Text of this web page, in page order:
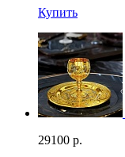
Купить
29100 р.